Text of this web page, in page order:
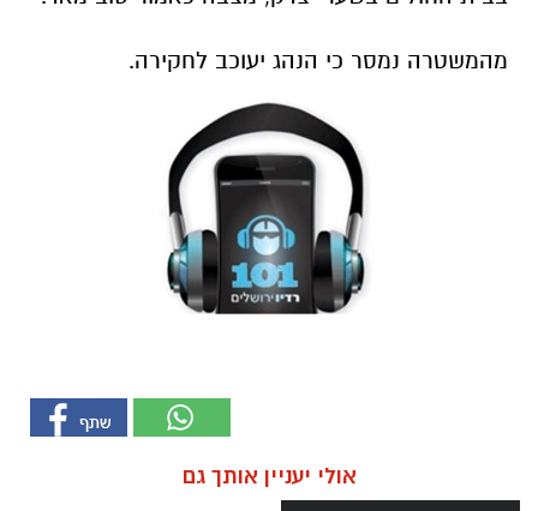
מהמשטרה נמסר כי הנהג יעוכב לחקירה.
אולי יעניין אותך גם